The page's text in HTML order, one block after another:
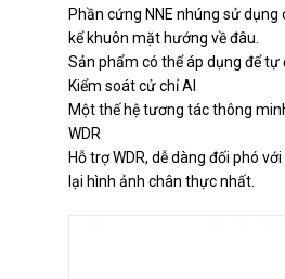
Phần cứng NNE nhúng sử
kể khuôn mặt hướng về đâu.
Sản phẩm có thể áp dụng để
Kiểm soát cử chỉ AI
Một thế hệ tương tác thông
WDR
Hỗ trợ WDR, dễ dàng đối phó
lại hình ảnh chân thực nhất.